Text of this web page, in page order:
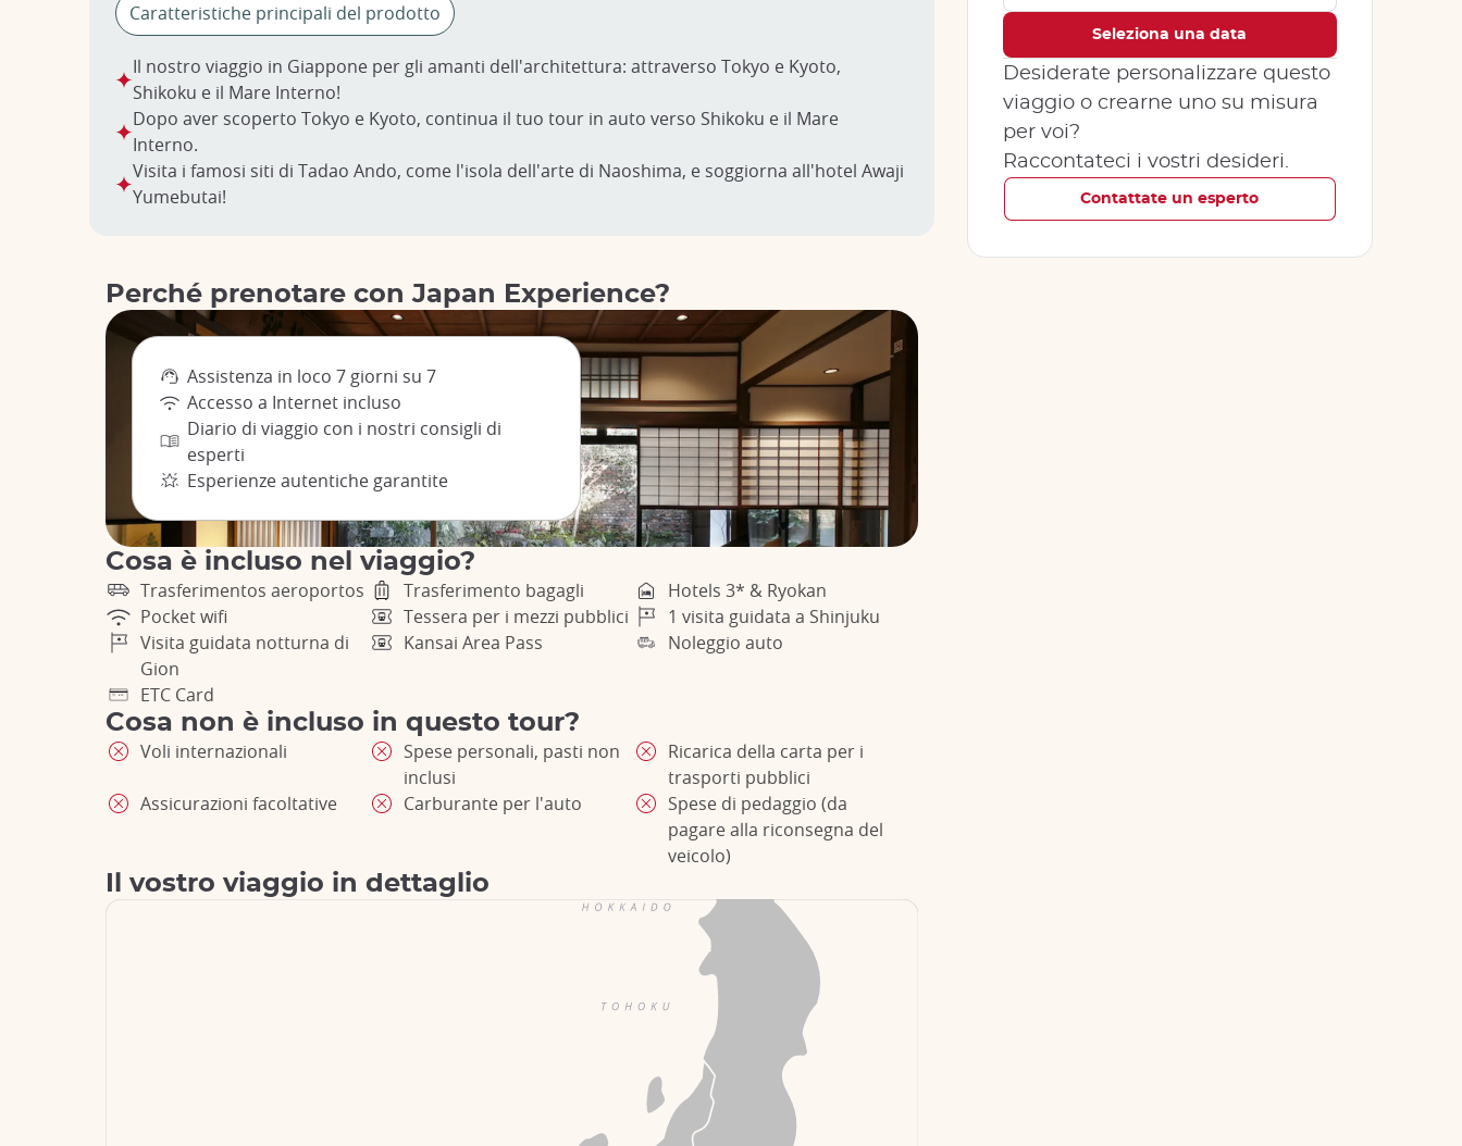
Caratteristiche principali del prodotto
Il nostro viaggio in Giappone per gli amanti dell'architettura: attraverso Tokyo e Kyoto,
Shikoku e il Mare Interno!
Dopo aver scoperto Tokyo e Kyoto, continua il tuo tour in auto verso Shikoku e il Mare
Interno.
Visita i famosi siti di Tadao Ando, come l'isola dell'arte di Naoshima, e soggiorna all'hotel Awaji
Yumebutai!
Perché prenotare con Japan Experience?
Assistenza in loco 7 giorni su 7
Accesso a Internet incluso
Diario di viaggio con i nostri consigli di
esperti
Esperienze autentiche garantite
Cosa è incluso nel viaggio?
Trasferimentos aeroportos Trasferimento bagagli
Hotels 3* & Ryokan
Pocket wifi
Tessera per i mezzi pubblici
1 visita guidata a Shinjuku
Visita guidata notturna di
Gion
Kansai Area Pass Noleggio auto
ETC Card
Cosa non è incluso in questo tour?
Voli internazionali
Spese personali, pasti non
inclusi
Ricarica della carta per i
trasporti pubblici
Assicurazioni facoltative
Carburante per l'auto
Spese di pedaggio (da
pagare alla riconsegna del
veicolo)
Il vostro viaggio in dettaglio
Desiderate personalizzare questo
viaggio o crearne uno su misura
per voi?
Raccontateci i vostri desideri.
Contattate un esperto